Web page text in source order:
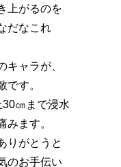
上がるのを
だなこれ
キャラが、
です。
㎝まで浸水
みます。
りがとうと
のお手伝い